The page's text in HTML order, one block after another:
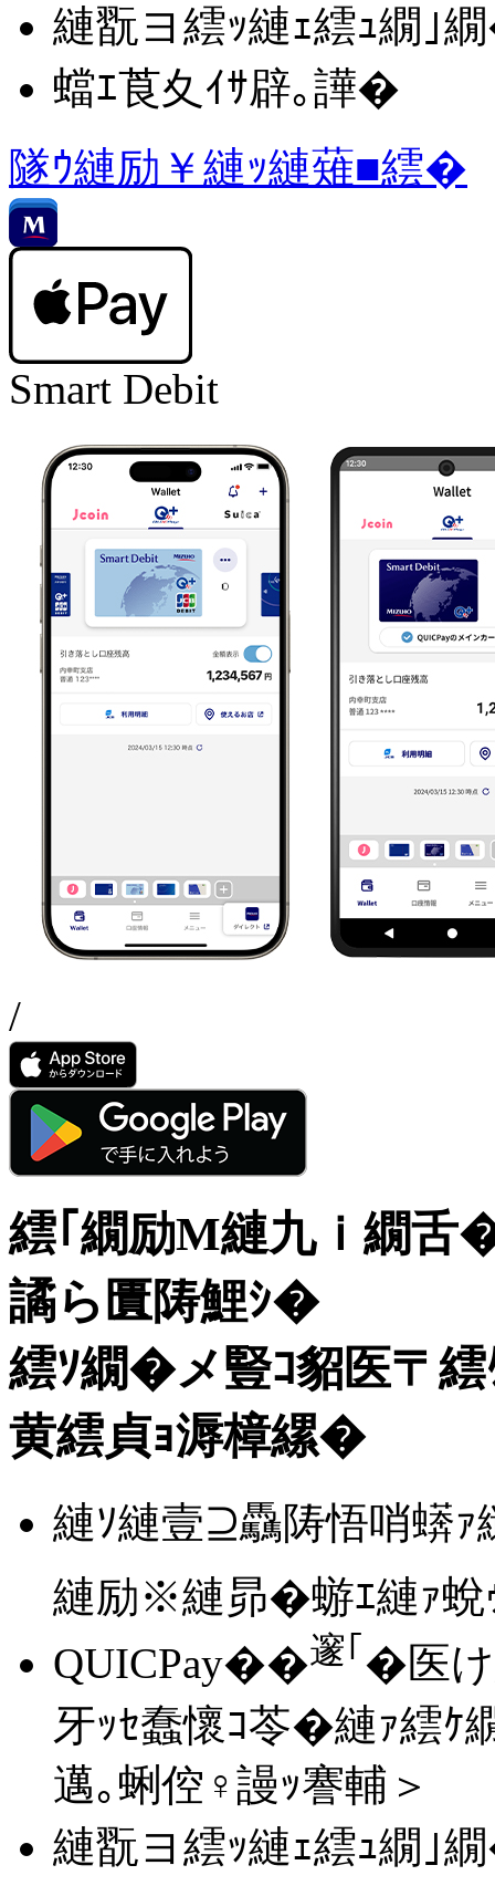
縺翫ヨ繧ｯ縺ｪ繧ｭ繝｣
蟷ｴ莨夊ｲｻ辟｡譁�
隧ｳ縺励￥縺ｯ縺薙■繧�
Smart Debit
/
繧｢繝励Μ縺九ｉ繝舌
譎ら匱陦鯉ｼ�
繧ｿ繝�メ豎ｺ貂医〒
黄繧貞ｮ溽樟縲�
縺ｿ縺壹⊇驫陦悟哨蠎
縺励※縺昴�蝣ｴ縺ｧ
QUICPay��邃｢ �医
牙ｯｾ蠢懷ｺ苓�縺ｧ繧
邁｡蜊倥♀謾ｯ謇輔＞
縺翫ヨ繧ｯ縺ｪ繧ｭ繝｣